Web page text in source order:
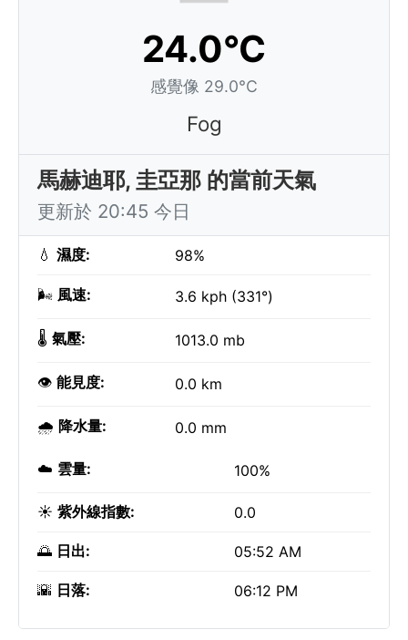
24.0°C
感覺像 29.0°C
Fog
馬赫迪耶, 圭亞那 的當前天氣
更新於 20:45 今日
💧 濕度: 98%
🌬️ 風速: 3.6 kph (331°)
🌡️ 氣壓: 1013.0 mb
👁️ 能見度: 0.0 km
🌧️ 降水量: 0.0 mm
☁️ 雲量: 100%
☀️ 紫外線指數: 0.0
🌅 日出: 05:52 AM
🌇 日落: 06:12 PM